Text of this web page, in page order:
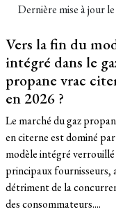
Dernière mise à jour le
Vers la fin du
intégré dans le
propane vrac
en 2026 ?
Le marché du gaz
en citerne est dominé
modèle intégré
principaux fournisseurs,
détriment de la
des consommateurs....